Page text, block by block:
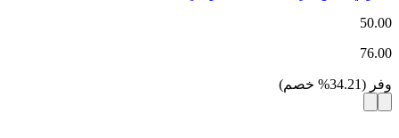
50.00
76.00
وفر (
34.21
% خصم)